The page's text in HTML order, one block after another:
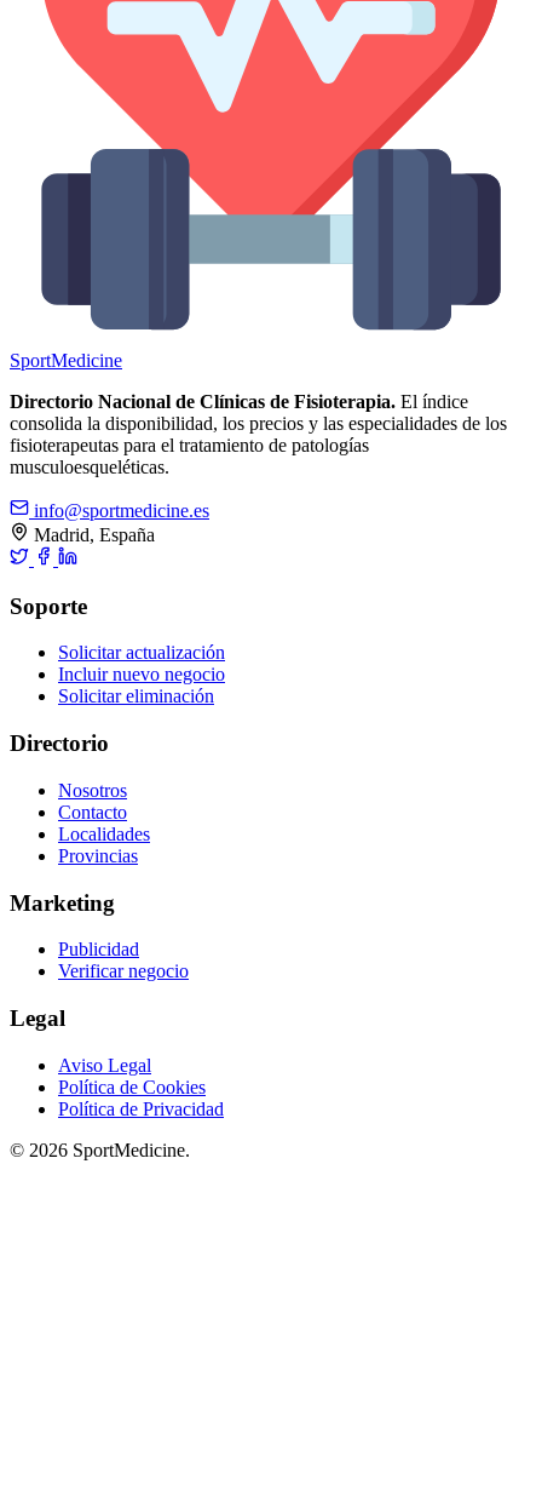
SportMedicine
Directorio Nacional de Clínicas de Fisioterapia. El índice
consolida la disponibilidad, los precios y las especialidades de los
fisioterapeutas para el tratamiento de patologías
musculoesqueléticas.
info@sportmedicine.es
Madrid, España
Soporte
Solicitar actualización
Incluir nuevo negocio
Solicitar eliminación
Directorio
Nosotros
Contacto
Localidades
Provincias
Marketing
Publicidad
Verificar negocio
Legal
Aviso Legal
Política de Cookies
Política de Privacidad
© 2026 SportMedicine.